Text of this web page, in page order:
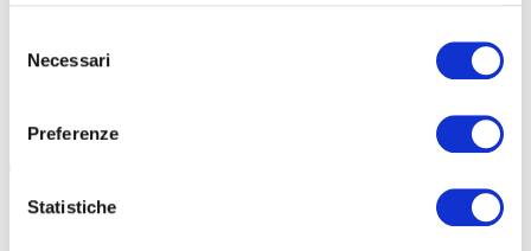
delNecessari
Preferenze
Statistiche
Aperte le sottoscrizioni indette da Protect Our Winters Italia.
dove facciamo sport […]
#CAMBIAMENTI CLIMATICI